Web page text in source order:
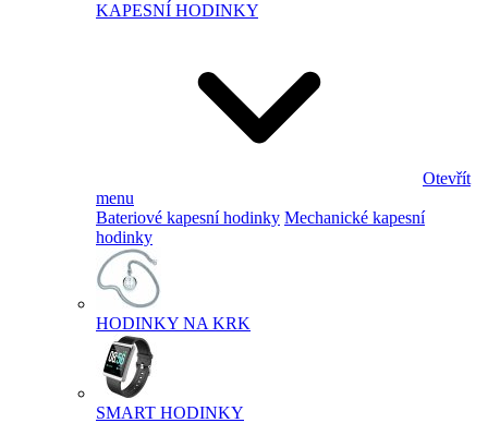
KAPESNÍ HODINKY
Otevřít
menu
Bateriové kapesní hodinky Mechanické kapesní
hodinky
HODINKY NA KRK
SMART HODINKY